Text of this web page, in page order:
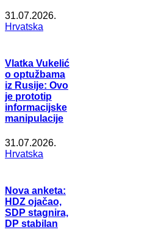
31.07.2026.
Hrvatska
Vlatka Vukelić
o optužbama
iz Rusije: Ovo
je prototip
informacijske
manipulacije
31.07.2026.
Hrvatska
Nova anketa:
HDZ ojačao,
SDP stagnira,
DP stabilan